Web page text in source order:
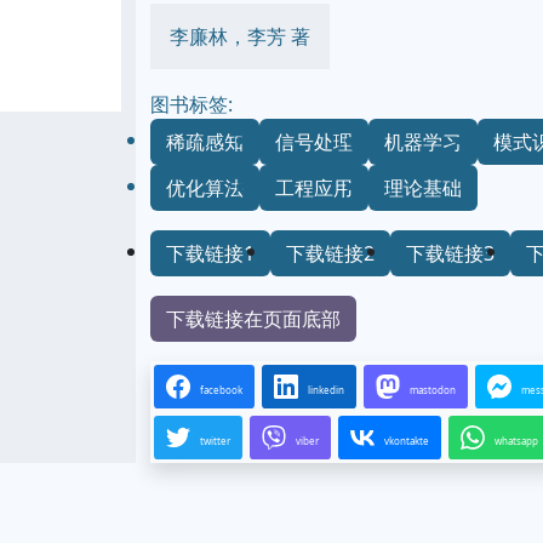
李廉林，李芳 著
图书标签:
稀疏感知
信号处理 机器学习
模式
优化算法
工程应用 理论基础
下载链接1 下载链接2 下载链接3
下载链接在页面底部
facebook linkedin mastodon
twitter viber vkontakte whatsapp